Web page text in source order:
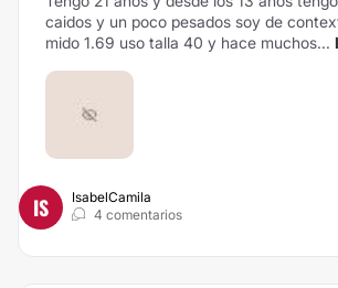
caidos y un poco pesados soy de
mido 1.69 uso talla 40 y hace muchos...
IS
IsabelCamila
4 comentarios